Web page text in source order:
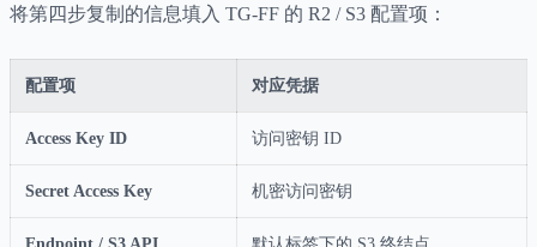
将第四步复制的信息填入 TG-FF 的 R2 / S3 配置项：
配置项 对应凭据
Access Key ID 访问密钥 ID
Secret Access Key 机密访问密钥
Endpoint / S3 API 默认标签下的 S3 终结点